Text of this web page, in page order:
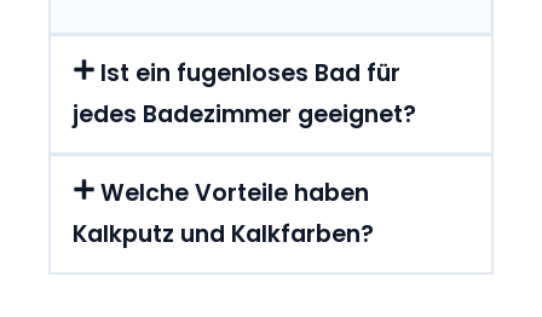
Ist ein fugenloses Bad für
jedes Badezimmer geeignet?
Welche Vorteile haben
Kalkputz und Kalkfarben?